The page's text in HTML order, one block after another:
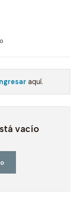
aquí.
vacío